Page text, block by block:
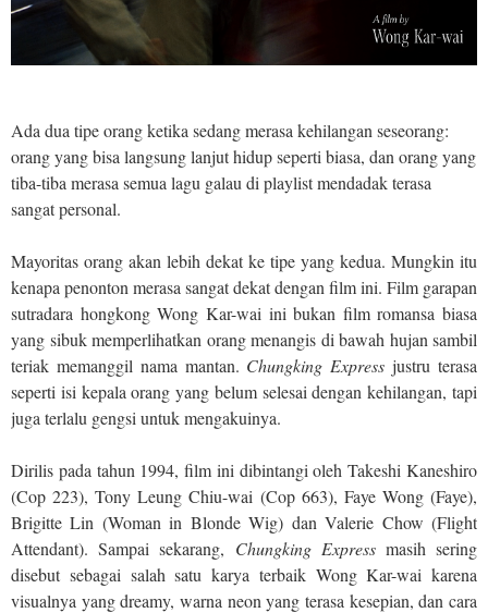
m
d
i
l
m
C
h
n
g
k
i
n
g
E
x
r
e
s
s
(
Ada dua tipe orang ketika sedang merasa kehilangan seseorang:
orang yang bisa langsung lanjut hidup seperti biasa, dan orang yang
tiba-tiba merasa semua lagu galau di playlist mendadak terasa
sangat personal.
Mayoritas orang akan lebih dekat ke tipe yang kedua. Mungkin itu
kenapa penonton merasa sangat dekat dengan film ini. Film garapan
sutradara hongkong Wong Kar-wai ini bukan film romansa biasa
yang sibuk memperlihatkan orang menangis di bawah hujan sambil
teriak memanggil nama mantan. Chungking Express justru terasa
seperti isi kepala orang yang belum selesai dengan kehilangan, tapi
juga terlalu gengsi untuk mengakuinya.
Dirilis pada tahun 1994, film ini dibintangi oleh Takeshi Kaneshiro
(Cop 223), Tony Leung Chiu-wai (Cop 663), Faye Wong (Faye),
Brigitte Lin (Woman in Blonde Wig) dan Valerie Chow (Flight
Attendant). Sampai sekarang, Chungking Expressmasih sering
disebut sebagai salah satu karya terbaik Wong Kar-wai karena
visualnya yang dreamy, warna neon yang terasa kesepian, dan cara